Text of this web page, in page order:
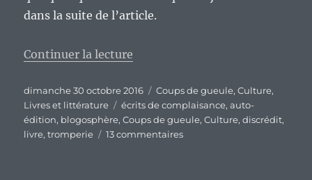
dans la suite de l’article.
Continuer la lecture
Publié
le
dimanche 30 octobre 2016 Catégories
Coups de gueule,Culture,
Livres et littérature
Étiquettes
écrits de complaisance,auto-
édition, blogosphère,Coups de gueule,Culture,discrédit,
livre,tromperie 13 commentairessur